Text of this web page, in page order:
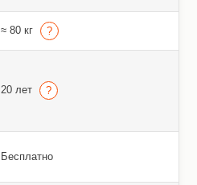
≈ 80 кг
20 лет
Бесплатно